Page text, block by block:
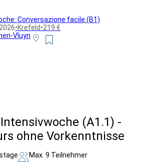
Conversazione facile (B1)
•Krefeld•219 €
Vluyn
(A1.1) -
ohne Vorkenntnisse
Max. 9 Teilnehmer